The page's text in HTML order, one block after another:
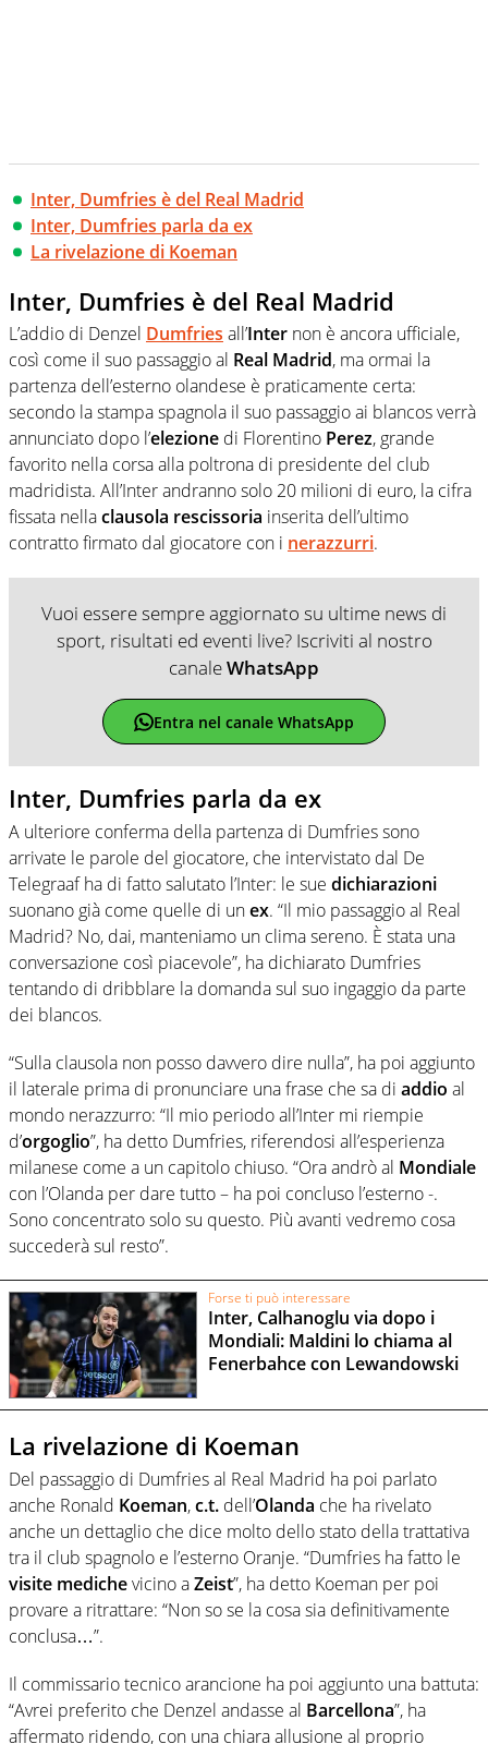
Inter, Dumfries è del Real Madrid
Inter, Dumfries parla da ex
La rivelazione di Koeman
Inter, Dumfries è del Real Madrid
L’addio di Denzel Dumfries all’Inter non è ancora ufficiale,
così come il suo passaggio al Real Madrid, ma ormai la
partenza dell’esterno olandese è praticamente certa:
secondo la stampa spagnola il suo passaggio ai blancos verrà
annunciato dopo l’elezione di Florentino Perez, grande
favorito nella corsa alla poltrona di presidente del club
madridista. All’Inter andranno solo 20 milioni di euro, la cifra
fissata nellaclausola rescissoria inserita dell’ultimo
contratto firmato dal giocatore con i nerazzurri.
Vuoi essere sempre aggiornato su ultime news di
sport, risultati ed eventi live? Iscriviti al nostro
canaleWhatsApp
Entra nel canale WhatsApp
Inter, Dumfries parla da ex
A ulteriore conferma della partenza di Dumfries sono
arrivate le parole del giocatore, che intervistato dal De
Telegraaf ha di fatto salutato l’Inter: le sue dichiarazioni
suonano già come quelle di unex. “Il mio passaggio al Real
Madrid? No, dai, manteniamo un clima sereno. È stata una
conversazione così piacevole”, ha dichiarato Dumfries
tentando di dribblare la domanda sul suo ingaggio da parte
dei blancos.
“Sulla clausola non posso davvero dire nulla”, ha poi aggiunto
il laterale prima di pronunciare una frase che sa di addio al
mondo nerazzurro: “Il mio periodo all’Inter mi riempie
d’orgoglio”, ha detto Dumfries, riferendosi all’esperienza
milanese come a un capitolo chiuso. “Ora andrò al Mondiale
con l’Olanda per dare tutto – ha poi concluso l’esterno -.
Sono concentrato solo su questo. Più avanti vedremo cosa
succederà sul resto”.
Forse ti può interessare
Inter, Calhanoglu via dopo i
Mondiali: Maldini lo chiama al
Fenerbahce con Lewandowski
La rivelazione di Koeman
Del passaggio di Dumfries al Real Madrid ha poi parlato
anche Ronald Koeman,c.t. dell’Olanda che ha rivelato
anche un dettaglio che dice molto dello stato della trattativa
tra il club spagnolo e l’esterno Oranje. “Dumfries ha fatto le
visite medichevicino aZeist”, ha detto Koeman per poi
provare a ritrattare: “Non so se la cosa sia definitivamente
conclusa…”.
Il commissario tecnico arancione ha poi aggiunto una battuta:
“Avrei preferito che Denzel andasse al Barcellona”, ha
affermato ridendo, con una chiara allusione al proprio